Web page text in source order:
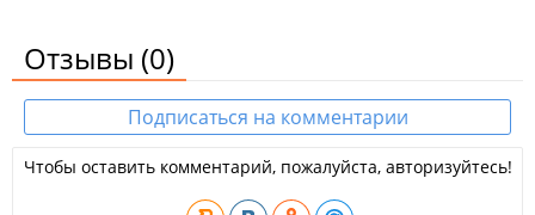
изготовление рельефных печатей-штампов,
металлические печати для опломбирования,
металлические печати для сургуча,
заправка печатей,
различные корпуса для печатей (дерево, металл,
пластик),
штампы больших размеров,
для юридических компаний — бесплатная доставка
Отзывы (0)
Подписаться на комментарии
Чтобы оставить комментарий, пожалуйста, авторизуйтесь!